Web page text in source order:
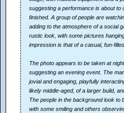
suggesting a performance is about to
finished. A group of people are
adding to the atmosphere of a social
rustic look, with some pictures
impression is that of a casual, fun-
The photo appears to be taken at
suggesting an evening event. The
jovial and engaging, playfully
likely middle-aged, of a larger build,
The people in the background look to
with some smiling and others